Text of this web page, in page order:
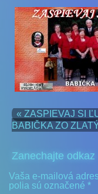
« ZASPIEVAJ SI
BABIČKA ZO
Zanechajte odkaz
Vaša e-mailová
polia sú označené *